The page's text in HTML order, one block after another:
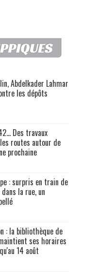
Abdelkader Lahmar
les dépôts
Des travaux
routes autour de
prochaine
: surpris en train de
la rue, un
: la bibliothèque de
ses horaires
14 août